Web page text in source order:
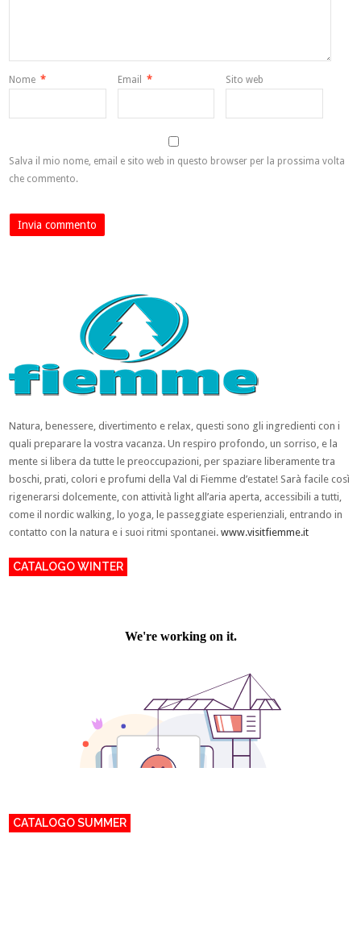
Nome * Email * Sito web
Salva il mio nome, email e sito web in questo browser per la prossima volta
che commento.
Natura, benessere, divertimento e relax, questi sono gli ingredienti con i
quali preparare la vostra vacanza. Un respiro profondo, un sorriso, e la
mente si libera da tutte le preoccupazioni, per spaziare liberamente tra
boschi, prati, colori e profumi della Val di Fiemme d’estate! Sarà facile così
rigenerarsi dolcemente, con attività light all’aria aperta, accessibili a tutti,
come il nordic walking, lo yoga, le passeggiate esperienziali, entrando in
contatto con la natura e i suoi ritmi spontanei.www.visitfiemme.it
CATALOGO WINTER
CATALOGO SUMMER